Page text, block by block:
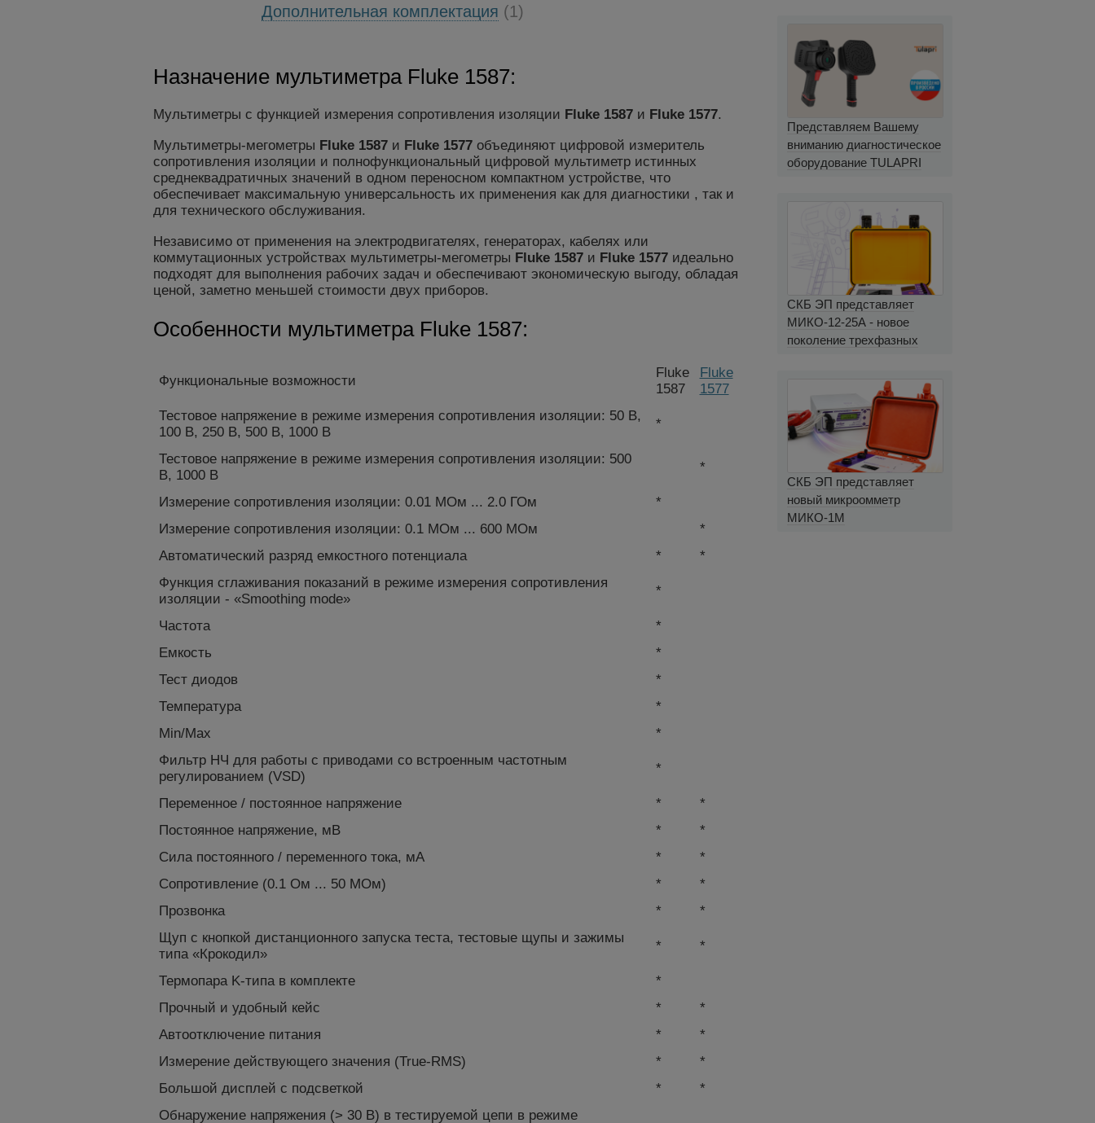
Представляем Вашему
вниманию диагностическое
оборудование TULAPRI
СКБ ЭП представляет
МИКО-12-25А - новое
поколение трехфазных
СКБ ЭП представляет
новый микроомметр
МИКО-1М
Дополнительная комплектация (1)
Назначение мультиметра Fluke 1587:
Мультиметры с функцией измерения сопротивления изоляции Fluke 1587и Fluke 1577.
Мультиметры-мегометры Fluke 1587 и Fluke 1577объединяют цифровой измеритель
сопротивления изоляции и полнофункциональный цифровой мультиметр истинных
среднеквадратичных значений в одном переносном компактном устройстве, что
обеспечивает максимальную универсальность их применения как для диагностики , так и
для технического обслуживания.
Независимо от применения на электродвигателях, генераторах, кабелях или
коммутационных устройствах мультиметры-мегометры Fluke 1587 и Fluke 1577идеально
подходят для выполнения рабочих задач и обеспечивают экономическую выгоду, обладая
ценой, заметно меньшей стоимости двух приборов.
Особенности мультиметра Fluke 1587:
Функциональные возможности
Fluke
1587
Fluke
1577
Тестовое напряжение в режиме измерения сопротивления изоляции: 50 В,
100 В, 250 В, 500 В, 1000 В
*
Тестовое напряжение в режиме измерения сопротивления изоляции: 500
В, 1000 В
*
Измерение сопротивления изоляции: 0.01 МОм ... 2.0 ГОм
*
Измерение сопротивления изоляции: 0.1 МОм ... 600 МОм
*
Автоматический разряд емкостного потенциала
*
*
Функция сглаживания показаний в режиме измерения сопротивления
изоляции - «Smoothing mode»
*
Частота
*
Емкость
*
Тест диодов
*
Температура
*
Min/Max
*
Фильтр НЧ для работы с приводами со встроенным частотным
регулированием (VSD)
*
Переменное / постоянное напряжение *
*
Постоянное напряжение, мВ
*
*
Сила постоянного / переменного тока, мА
*
*
Сопротивление (0.1 Ом ... 50 МОм)
*
*
Прозвонка
*
*
Щуп с кнопкой дистанционного запуска теста, тестовые щупы и зажимы
типа «Крокодил»
* *
Термопара K-типа в комплекте
*
Прочный и удобный кейс
*
*
Автоотключение питания
*
*
Измерение действующего значения (True-RMS)
*
*
Большой дисплей с подсветкой
*
*
Обнаружение напряжения (> 30 В) в тестируемой цепи в режиме